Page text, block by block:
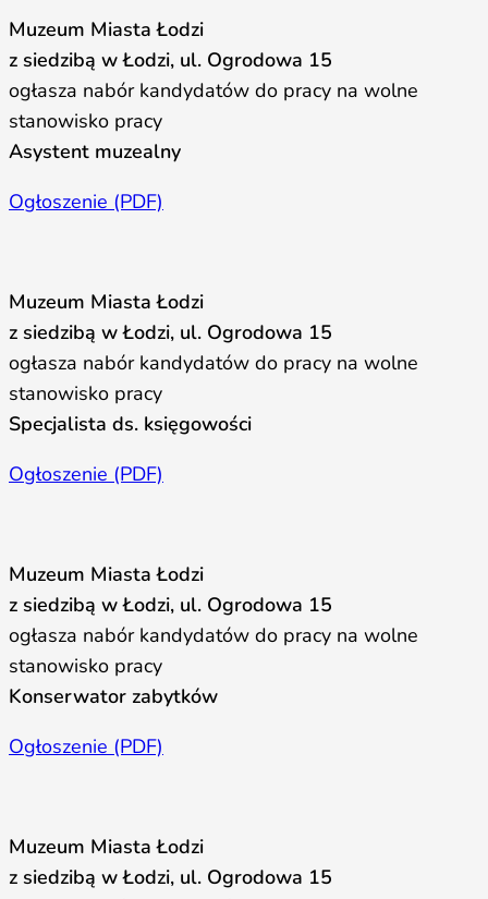
Muzeum Miasta Łodzi
z siedzibą w Łodzi, ul. Ogrodowa 15
ogłasza nabór kandydatów do pracy na wolne
stanowisko pracy
Asystent muzealny
Ogłoszenie (PDF)
Muzeum Miasta Łodzi
z siedzibą w Łodzi, ul. Ogrodowa 15
ogłasza nabór kandydatów do pracy na wolne
stanowisko pracy
Specjalista ds. księgowości
Ogłoszenie (PDF)
Muzeum Miasta Łodzi
z siedzibą w Łodzi, ul. Ogrodowa 15
ogłasza nabór kandydatów do pracy na wolne
stanowisko pracy
Konserwator zabytków
Ogłoszenie (PDF)
Muzeum Miasta Łodzi
z siedzibą w Łodzi, ul. Ogrodowa 15